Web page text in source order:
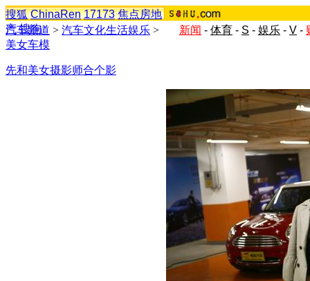
搜狐 ChinaRen 17173 焦点房地
产 搜狗 新闻 - 体育 - S - 娱乐 - V -
汽车频道 > 汽车文化生活娱乐 >
美女车模
先和美女摄影师合个影